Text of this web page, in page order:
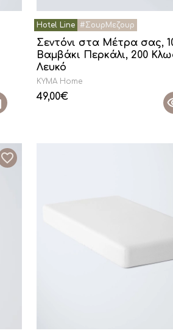
Σεντόνι στα Μέτρα σας,
Βαμβάκι Περκάλι, 200
Λευκό
KYMA Home
49,00€